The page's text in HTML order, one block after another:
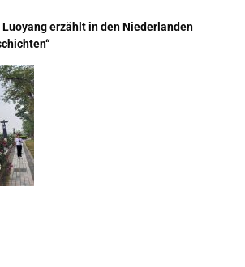
Luoyang erzählt in den Niederlanden